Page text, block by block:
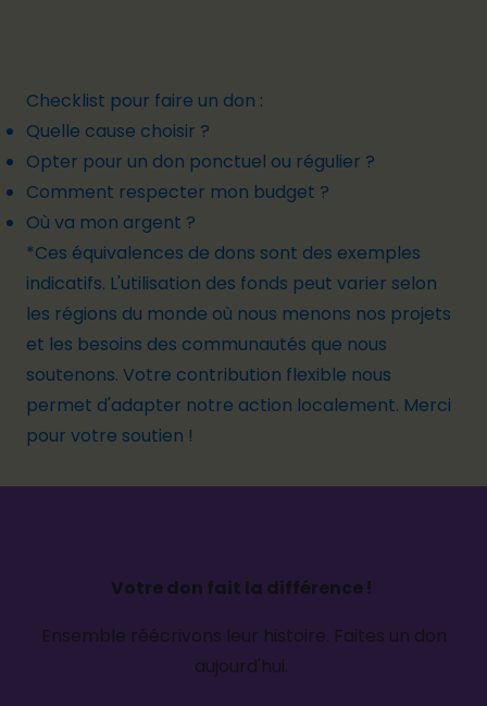
Checklist pour faire un don :
Quelle cause choisir ?
Opter pour un don ponctuel ou régulier ?
Comment respecter mon budget ?
Où va mon argent ?
*Ces équivalences de dons sont des exemples
indicatifs. L'utilisation des fonds peut varier selon
les régions du monde où nous menons nos projets
et les besoins des communautés que nous
soutenons. Votre contribution flexible nous
permet d'adapter notre action localement. Merci
pour votre soutien !
Votre don fait la différence !
Ensemble réécrivons leur histoire. Faites un don
aujourd'hui.